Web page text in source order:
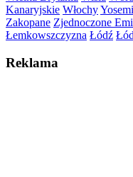
Kanaryjskie Włochy
Zakopane Zjednoczone
Łemkowszczyzna Łódź
Reklama